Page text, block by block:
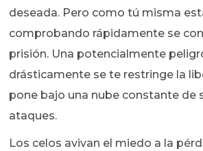
deseada. Pero como tú misma
comprobando rápidamente se
prisión. Una potencialmente
drásticamente se te restringe la
pone bajo una nube constante de
ataques.
Los celos avivan el miedo a la